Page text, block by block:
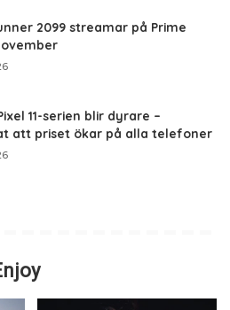
2099 streamar på Prime
11-serien blir dyrare –
att priset ökar på alla telefoner